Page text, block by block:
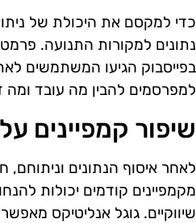
נתונים למקורות התנועה.
בפייסבוק הגיעו המשתמשים
למפרסמים להבין מה עובד ומה
שיפור קמפיינים
לאחר איסוף הנתונים וניתוחם,
מקמפיינים קודמים יכולות
שיווקיים. גוגל אנליטיקס